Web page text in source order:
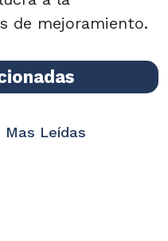
de mejoramiento.
Mas Leídas